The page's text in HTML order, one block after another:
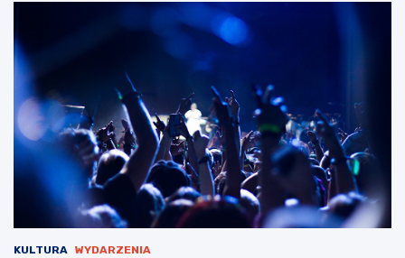
KULTURA WYDARZENIA